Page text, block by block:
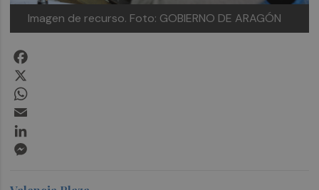
Imagen de recurso. Foto: GOBIERNO DE ARAGÓN